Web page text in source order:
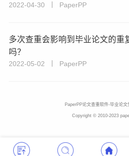
2022-04-30 丨 PaperPP
多次查重会影响到毕业论文的重
吗？
2022-05-02 丨 PaperPP
PaperPP论文查重软件-毕业论文
Copyright © 2010-2023